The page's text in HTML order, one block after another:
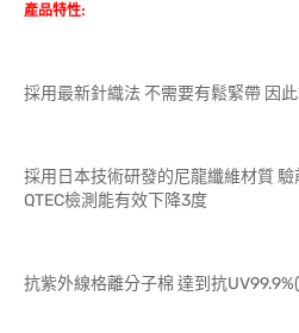
產品特性:
採用最新針織法 不需要有鬆緊帶 因
採用日本技術研發的尼龍纖維材質
QTEC檢測能有效下降3度
抗紫外線格離分子棉 達到抗